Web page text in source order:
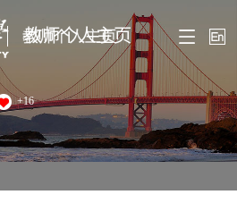
教师个人主页
+16